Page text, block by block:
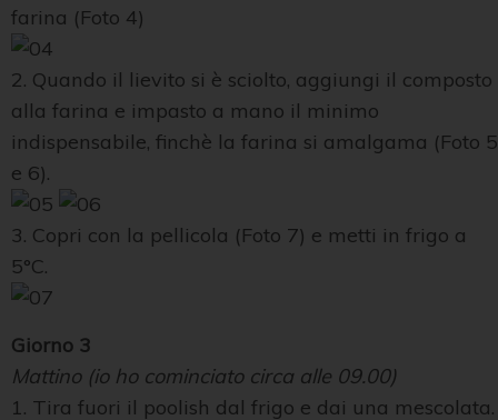
farina (Foto 4)
2. Quando il lievito si è sciolto, aggiungi il composto
alla farina e impasto a mano il minimo
indispensabile, finchè la farina si amalgama (Foto 5
e 6).
3. Copri con la pellicola (Foto 7) e metti in frigo a
5°C.
Giorno 3
Mattino (io ho cominciato circa alle 09.00)
1. Tira fuori il poolish dal frigo e dai una mescolata.